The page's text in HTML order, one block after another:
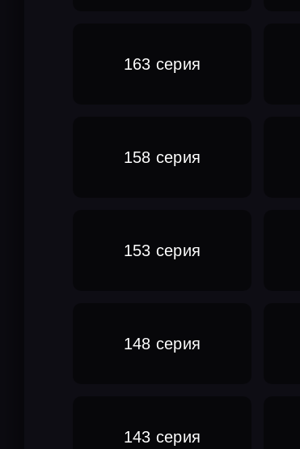
163 серия
158 серия
153 серия
148 серия
143 серия